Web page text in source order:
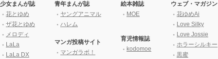
少女まんが誌
花とゆめ
ザ花とゆめ
メロディ
LaLa
LaLa DX
青年まんが誌
ヤングアニマル
ハレム
マンガ投稿サイト
マンガラボ！
絵本雑誌
MOE
育児情報誌
kodomoe
ウェブ・マガジン
花ゆめAi
Love Silky
Love Jossie
ホラーシルキー
黒蜜